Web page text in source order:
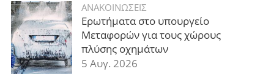
ΑΝΑΚΟΙΝΩΣΕΙΣ
Ερωτήματα στο υπουργείο
Μεταφορών για τους χώρους
πλύσης οχημάτων
5 Αυγ. 2026